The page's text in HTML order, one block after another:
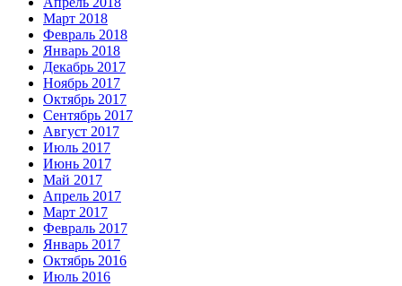
Март 2018
Февраль 2018
Январь 2018
Декабрь 2017
Ноябрь 2017
Октябрь 2017
Сентябрь 2017
Август 2017
Июль 2017
Июнь 2017
Май 2017
Апрель 2017
Март 2017
Февраль 2017
Январь 2017
Октябрь 2016
Июль 2016